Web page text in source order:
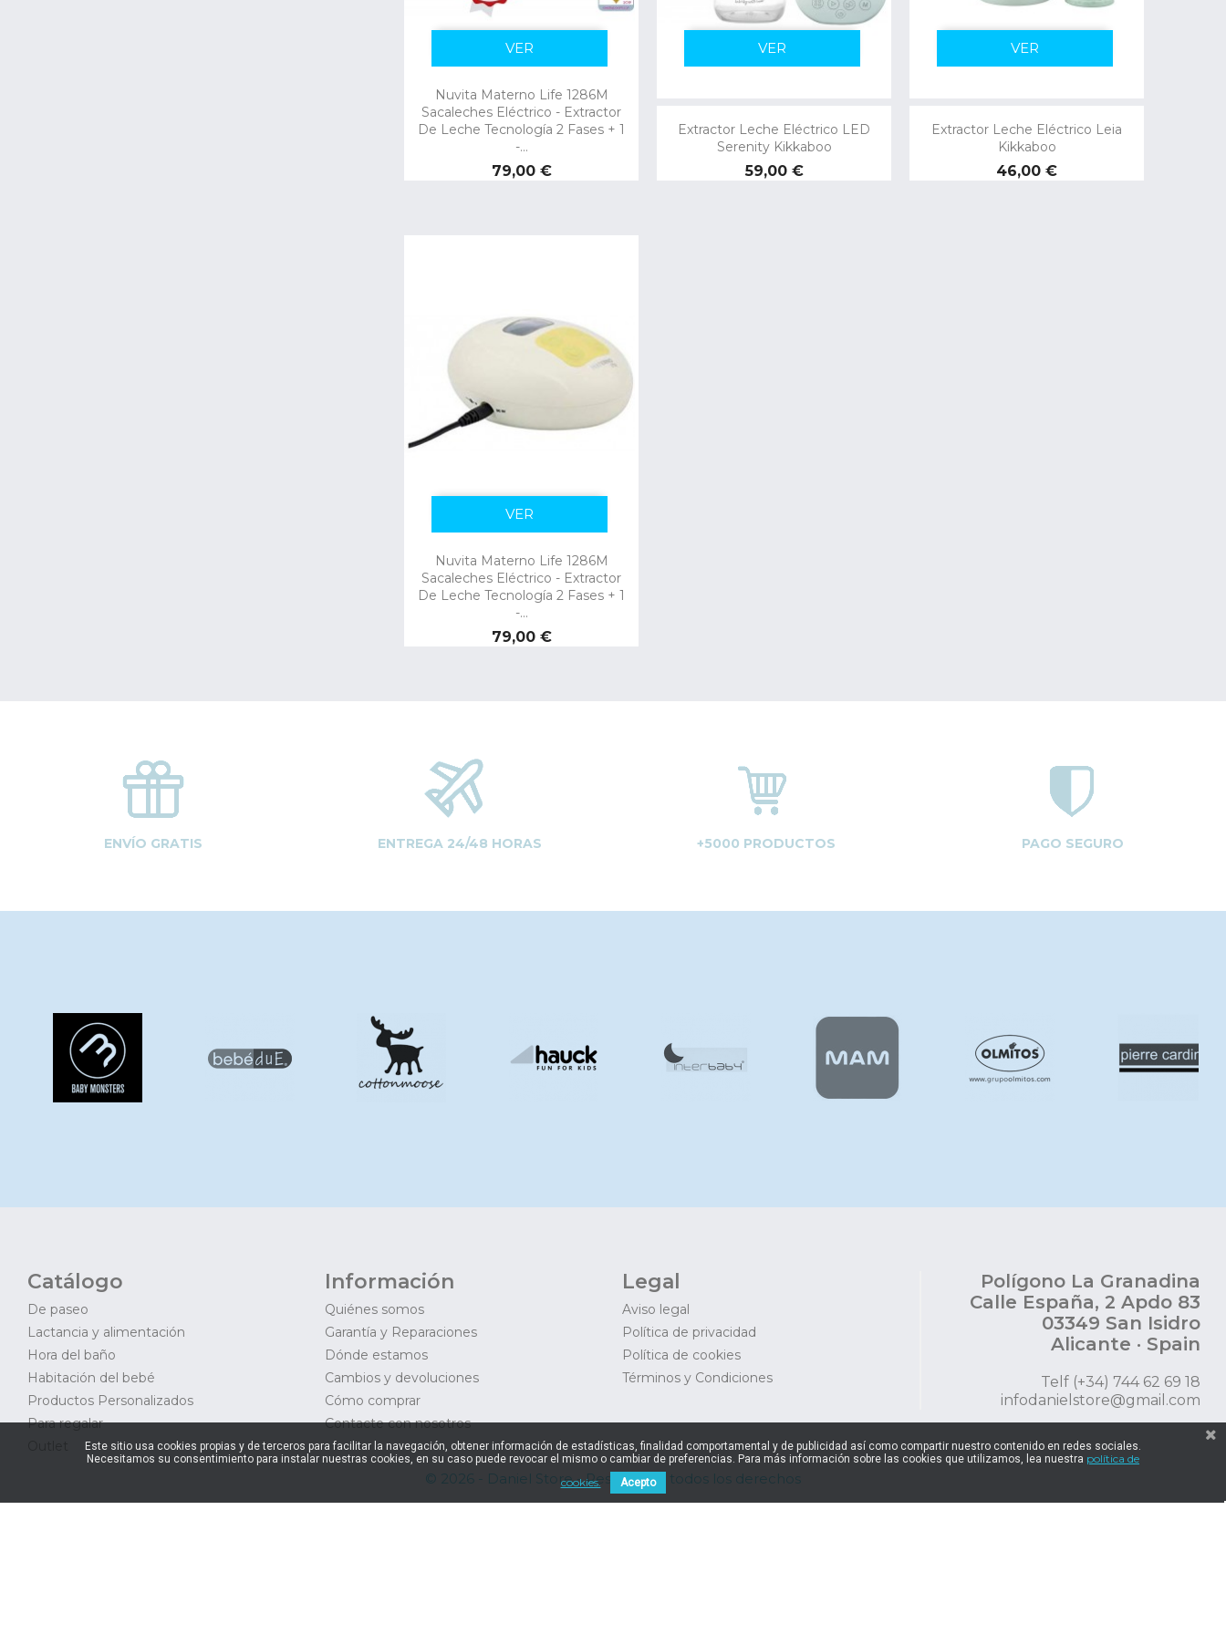
Nuvita Materno Life 1286M
Sacaleches Eléctrico - Extractor
De Leche Tecnología 2 Fases + 1
-...
Precio
79,00 €
VER
Extractor Leche Eléctrico LED
Serenity Kikkaboo
Precio
59,00 €
VER
Extractor Leche Eléctrico Leia
Kikkaboo
Precio
46,00 €
VER
Nuvita Materno Life 1286M
Sacaleches Eléctrico - Extractor
De Leche Tecnología 2 Fases + 1
-...
Precio
79,00 €
VER
ENVÍO GRATIS ENTREGA 24/48 HORAS +5000 PRODUCTOS PAGO SEGURO
Catálogo
De paseo
Lactancia y alimentación
Hora del baño
Habitación del bebé
Productos Personalizados
Para regalar
Información
Quiénes somos
Garantía y Reparaciones
Dónde estamos
Cambios y devoluciones
Cómo comprar
Contacte con nosotros
Legal
Aviso legal
Política de privacidad
Política de cookies
Términos y Condiciones
Polígono La Granadina
Calle España, 2 Apdo 83
03349 San Isidro
Alicante · Spain
Telf (+34) 744 62 69 18
infodanielstore@gmail.com
© 2026 - Daniel Store - Reservados todos los derechos
Este sitio usa cookies propias y de terceros para facilitar la navegación, obtener información de estadísticas, finalidad comportamental y de publicidad así como compartir nuestro contenido en redes sociales.
Necesitamos su consentimiento para instalar nuestras cookies, en su caso puede revocar el mismo o cambiar de preferencias. Para más información sobre las cookies que utilizamos, lea nuestra política de
cookies.
Acepto